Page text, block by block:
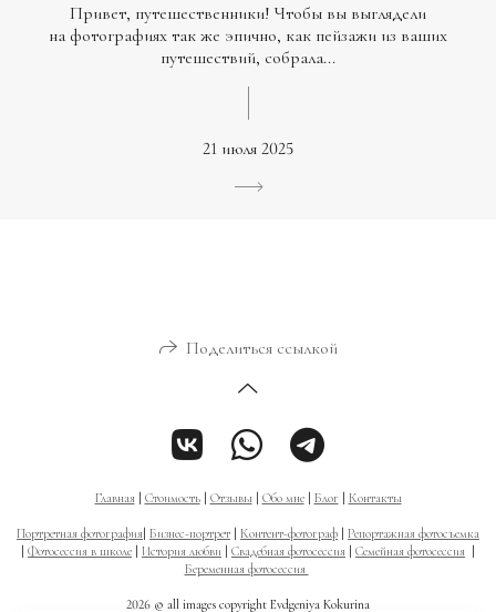
Привет, путешественники! Чтобы вы выглядели
на фотографиях так же эпично, как пейзажи из ваших
путешествий, собрала...
21 июля 2025
Поделиться ссылкой
Главная Стоимость| Отзывы Обо мне| Блог Контакты
Портретная фотография Бизнес-портрет Контент-фотограф
Репортажная фотосъемка
Фотосессия в школе История любви Свадебная фотосессия Семейная фотосессия
Беременная фотосессия
2026 © all images copyright Evdgeniya Kokurina